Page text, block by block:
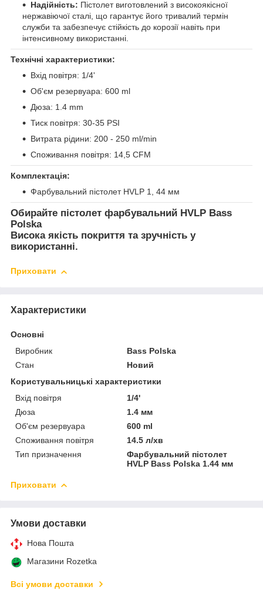
Надійність: Пістолет виготовлений з високоякісної
нержавіючої сталі, що гарантує його тривалий термін
служби та забезпечує стійкість до корозії навіть при
інтенсивному використанні.
Технічні характеристики:
Вхід повітря: 1/4'
Об'єм резервуара: 600 ml
Дюза: 1.4 mm
Тиск повітря: 30-35 PSI
Витрата рідини: 200 - 250 ml/min
Споживання повітря: 14,5 CFM
Комплектація:
Фарбувальний пістолет HVLP 1, 44 мм
Обирайте пістолет фарбувальний HVLP Bass
Polska
Висока якість покриття та зручність у
використанні.
Приховати
Характеристики
Основні
Виробник
Bass Polska
Стан
Новий
Користувальницькі характеристики
Вхід повітря
1/4'
Дюза
1.4 мм
Об'єм резервуара
600 ml
Споживання повітря
14.5 л/хв
Тип призначення
Фарбувальний пістолет
HVLP Bass Polska 1.44 мм
Приховати
Умови доставки
Нова Пошта
Магазини Rozetka
Всі умови доставки